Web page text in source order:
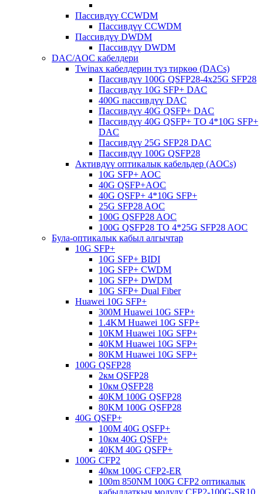
Пассивдүү CCWDM
Пассивдүү CCWDM
Пассивдүү DWDM
Пассивдүү DWDM
DAC/AOC кабелдери
Twinax кабелдерин түз тиркөө (DACs)
Пассивдүү 100G QSFP28-4x25G SFP28
Пассивдүү 10G SFP+ DAC
400G пассивдүү DAC
Пассивдүү 40G QSFP+ DAC
Пассивдүү 40G QSFP+ TO 4*10G SFP+
DAC
Пассивдүү 25G SFP28 DAC
Пассивдүү 100G QSFP28
Активдүү оптикалык кабельдер (AOCs)
10G SFP+ AOC
40G QSFP+AOC
40G QSFP+ 4*10G SFP+
25G SFP28 AOC
100G QSFP28 AOC
100G QSFP28 TO 4*25G SFP28 AOC
Була-оптикалык кабыл алгычтар
10G SFP+
10G SFP+ BIDI
10G SFP+ CWDM
10G SFP+ DWDM
10G SFP+ Dual Fiber
Huawei 10G SFP+
300M Huawei 10G SFP+
1.4KM Huawei 10G SFP+
10KM Huawei 10G SFP+
40KM Huawei 10G SFP+
80KM Huawei 10G SFP+
100G QSFP28
2км QSFP28
10км QSFP28
40KM 100G QSFP28
80KM 100G QSFP28
40G QSFP+
100M 40G QSFP+
10км 40G QSFP+
40KM 40G QSFP+
100G CFP2
40км 100G CFP2-ER
100m 850NM 100G CFP2 оптикалык
кабылдаткыч модулу CFP2-100G-SR10